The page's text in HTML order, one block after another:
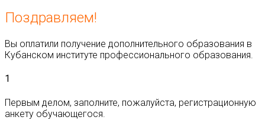
Поздравляем!
Вы оплатили получение дополнительного образования в
Кубанском институте профессионального образования.
1
Первым делом, заполните, пожалуйста, регистрационную
анкету обучающегося.